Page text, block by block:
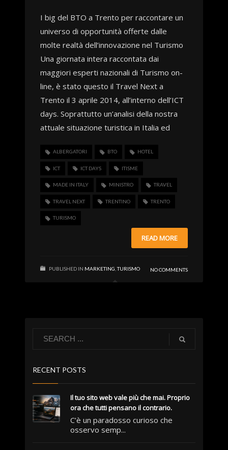
Tech
Turismo
Web
I big del BTO a Trento per raccontare un
universo di opportunità offerte dalle
molte realtà dell’innovazione nel Turismo
Una giornata intera raccontata dai
maggiori esperti nazionali di Turismo on-
line, è stato questo il Travel Next a
Trento il 3 aprile 2014, all’interno dell’ICT
days. Soprattutto un’analisi della nostra
attuale situazione turistica in Italia ed
ALBERGATORI BTO HOTEL
ICT ICT DAYS ITISME
MADE IN ITALY MINISTRO TRAVEL
TRAVEL NEXT TRENTINO TRENTO
TURISMO
READ MORE
PUBLISHED IN MARKETING ,TURISMO NO COMMENTS
RECENT POSTS
Il tuo sito web vale più che mai. Proprio
ora che tutti pensano il contrario.
C’è un paradosso curioso che
osservo semp...